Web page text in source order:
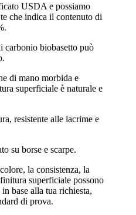
USDA e possiamo
che indica il contenuto di
carbonio biobasetto può
di mano morbida e
superficiale è naturale e
resistente alle lacrime e
su borse e scarpe.
la consistenza, la
superficiale possono
base alla tua richiesta,
di prova.